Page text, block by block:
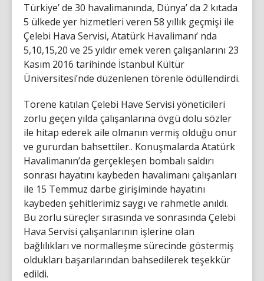
Türkiye’ de 30 havalimanında, Dünya’ da 2 kıtada
5 ülkede yer hizmetleri veren 58 yıllık geçmişi ile
Çelebi Hava Servisi, Atatürk Havalimanı’ nda
5,10,15,20 ve 25 yıldır emek veren çalışanlarını 23
Kasım 2016 tarihinde İstanbul Kültür
Üniversitesi’nde düzenlenen törenle ödüllendirdi.
Törene katılan Çelebi Have Servisi yöneticileri
zorlu geçen yılda çalışanlarına övgü dolu sözler
ile hitap ederek aile olmanın vermiş olduğu onur
ve gururdan bahsettiler.. Konuşmalarda Atatürk
Havalimanın’da gerçekleşen bombalı saldırı
sonrası hayatını kaybeden havalimanı çalışanları
ile 15 Temmuz darbe girişiminde hayatını
kaybeden şehitlerimiz saygı ve rahmetle anıldı.
Bu zorlu süreçler sırasında ve sonrasında Çelebi
Hava Servisi çalışanlarının işlerine olan
bağlılıkları ve normalleşme sürecinde göstermiş
oldukları başarılarından bahsedilerek teşekkür
edildi.